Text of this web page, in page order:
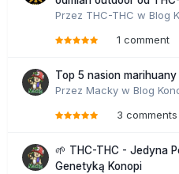
Przez THC-THC w Blog
1 comment
Top 5 nasion
Przez Macky w Blog
3 comments
🌱 THC-THC - Jedyna
Genetyką Konopi